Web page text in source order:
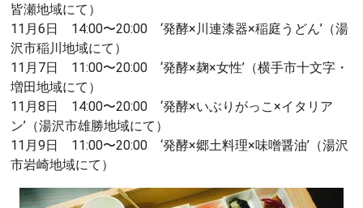
皆瀬地域にて）
11月6日 14:00〜20:00 ‘発酵×川連漆器×稲庭うどん’（湯
沢市稲川地域にて）
11月7日 11:00〜20:00 ‘発酵×麹×女性’（横手市十文字・
増田地域にて）
11月8日 14:00〜20:00 ‘発酵×いぶりがっこ×イタリア
ン’（湯沢市雄勝地域にて）
11月9日 11:00〜20:00 ‘発酵×郷土料理×味噌醤油’（湯沢
市岩崎地域にて）